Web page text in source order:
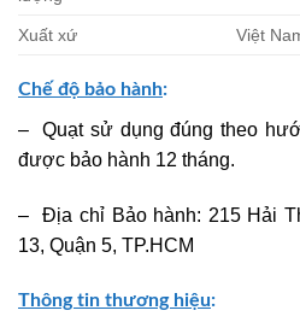
Xuất xứ Việt
Chế độ bảo hành:
– Quạt sử dụng đúng theo
được bảo hành 12 tháng.
– Địa chỉ Bảo hành: 215 Hải
13, Quận 5, TP.HCM
Thông tin thương hiệu: